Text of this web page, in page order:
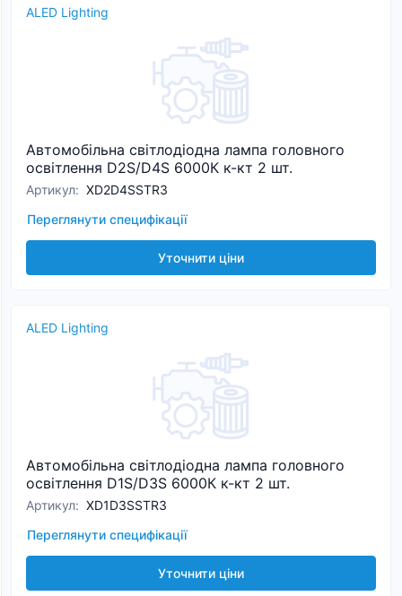
ALED Lighting
Автомобільна світлодіодна лампа головного
освітлення D2S/D4S 6000К к-кт 2 шт.
Артикул: XD2D4SSTR3
Переглянути специфікації
Уточнити ціни
ALED Lighting
Автомобільна світлодіодна лампа головного
освітлення D1S/D3S 6000К к-кт 2 шт.
Артикул: XD1D3SSTR3
Переглянути специфікації
Уточнити ціни